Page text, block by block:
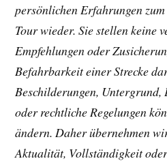
persönlichen Erfahrungen
Tour wieder. Sie stellen keine
Empfehlungen oder
Befahrbarkeit einer Strecke
Beschilderungen, Untergrund,
oder rechtliche Regelungen
ändern. Daher übernehmen
Aktualität, Vollständigkeit